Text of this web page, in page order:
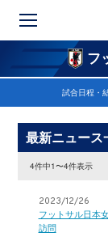
フ
試合日程・
最新ニュース
4件中1〜4件表示
2023/12/26
フットサル日本
訪問